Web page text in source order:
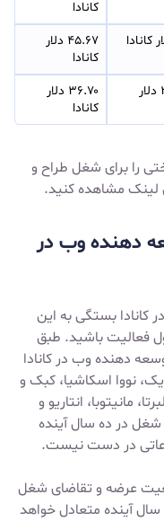
کانادا
کانادا
کانادا
را برای شغل طراح و
لینک مشاهده کنید.
دهنده وب در
کانادا بستگی به این
فعالیت باشید. طبق
دهنده وب در کانادا
نووا اسکاشیا، کبک و
مانیتوبا، انتاریو و
شغل در ده سال آینده
در دست نیست.
عرضه و تقاضای شغل
آینده متعادل خواهد